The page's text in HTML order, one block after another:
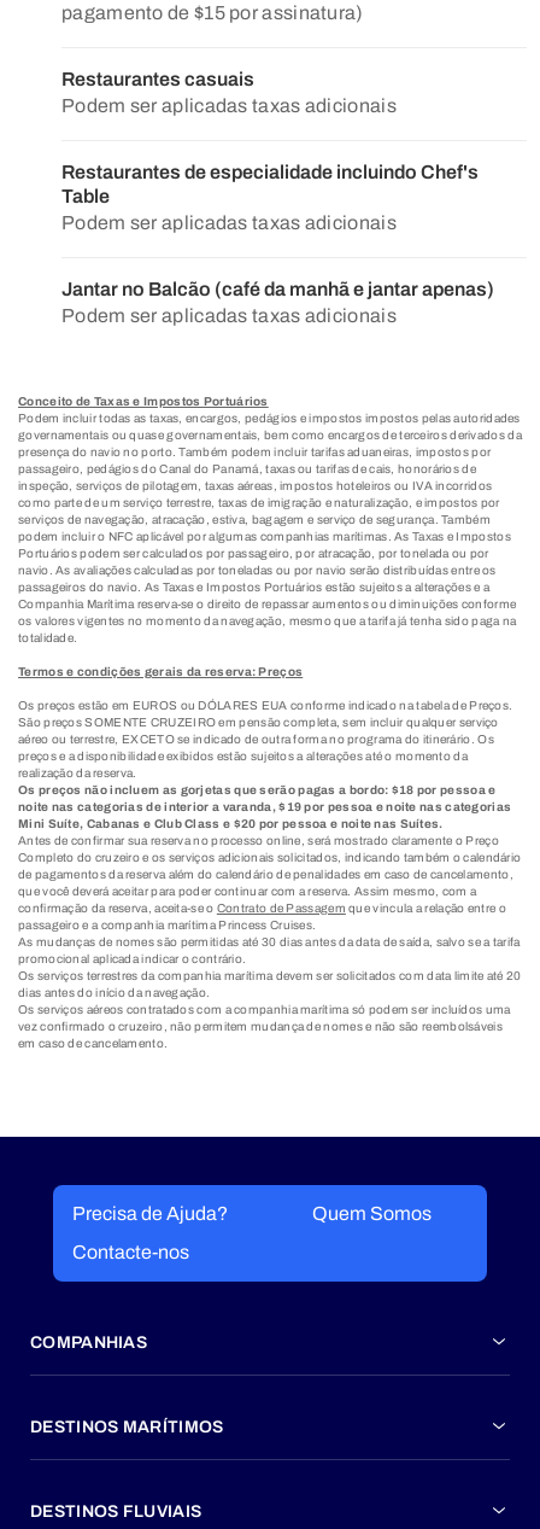
pagamento de $15 por assinatura)
Restaurantes casuais
Podem ser aplicadas taxas adicionais
Restaurantes de especialidade incluindo Chef's
Table
Podem ser aplicadas taxas adicionais
Jantar no Balcão (café da manhã e jantar apenas)
Podem ser aplicadas taxas adicionais
Conceito de Taxas e Impostos Portuários
Podem incluir todas as taxas, encargos, pedágios e impostos impostos pelas autoridades
governamentais ou quase governamentais, bem como encargos de terceiros derivados da
presença do navio no porto. Também podem incluir tarifas aduaneiras, impostos por
passageiro, pedágios do Canal do Panamá, taxas ou tarifas de cais, honorários de
inspeção, serviços de pilotagem, taxas aéreas, impostos hoteleiros ou IVA incorridos
como parte de um serviço terrestre, taxas de imigração e naturalização, e impostos por
serviços de navegação, atracação, estiva, bagagem e serviço de segurança. Também
podem incluir o NFC aplicável por algumas companhias marítimas. As Taxas e Impostos
Portuários podem ser calculados por passageiro, por atracação, por tonelada ou por
navio. As avaliações calculadas por toneladas ou por navio serão distribuídas entre os
passageiros do navio. As Taxas e Impostos Portuários estão sujeitos a alterações e a
Companhia Marítima reserva-se o direito de repassar aumentos ou diminuições conforme
os valores vigentes no momento da navegação, mesmo que a tarifa já tenha sido paga na
totalidade.
Termos e condições gerais da reserva: Preços
Os preços estão em EUROS ou DÓLARES EUA conforme indicado na tabela de Preços.
São preços SOMENTE CRUZEIRO em pensão completa, sem incluir qualquer serviço
aéreo ou terrestre, EXCETO se indicado de outra forma no programa do itinerário. Os
preços e a disponibilidade exibidos estão sujeitos a alterações até o momento da
realização da reserva.
Os preços não incluem as gorjetas que serão pagas a bordo: $18 por pessoa e
noite nas categorias de interior a varanda, $19 por pessoa e noite nas categorias
Mini Suíte, Cabanas e Club Class e $20 por pessoa e noite nas Suítes.
Antes de confirmar sua reserva no processo online, será mostrado claramente o Preço
Completo do cruzeiro e os serviços adicionais solicitados, indicando também o calendário
de pagamentos da reserva além do calendário de penalidades em caso de cancelamento,
que você deverá aceitar para poder continuar com a reserva. Assim mesmo, com a
confirmação da reserva, aceita-se o Contrato de Passagem que vincula a relação entre o
passageiro e a companhia marítima Princess Cruises.
As mudanças de nomes são permitidas até 30 dias antes da data de saída, salvo se a tarifa
promocional aplicada indicar o contrário.
Os serviços terrestres da companhia marítima devem ser solicitados com data limite até 20
dias antes do início da navegação.
Os serviços aéreos contratados com a companhia marítima só podem ser incluídos uma
vez confirmado o cruzeiro, não permitem mudança de nomes e não são reembolsáveis
em caso de cancelamento.
Precisa de Ajuda?
Quem Somos
Contacte-nos
COMPANHIAS
DESTINOS MARÍTIMOS
DESTINOS FLUVIAIS